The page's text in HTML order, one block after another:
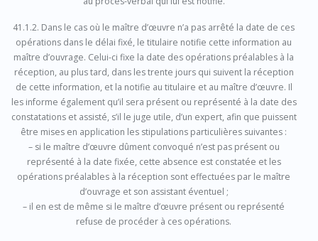
41.1.2. Dans le cas où le maître d’œuvre n’a pas arrêté la date de ces
opérations dans le délai fixé, le titulaire notifie cette information au
maître d’ouvrage. Celui-ci fixe la date des opérations préalables à la
réception, au plus tard, dans les trente jours qui suivent la réception
de cette information, et la notifie au titulaire et au maître d’œuvre. Il
les informe également qu’il sera présent ou représenté à la date des
constatations et assisté, s’il le juge utile, d’un expert, afin que puissent
être mises en application les stipulations particulières suivantes :
– si le maître d’œuvre dûment convoqué n’est pas présent ou
représenté à la date fixée, cette absence est constatée et les
opérations préalables à la réception sont effectuées par le maître
d’ouvrage et son assistant éventuel ;
– il en est de même si le maître d’œuvre présent ou représenté
refuse de procéder à ces opérations.